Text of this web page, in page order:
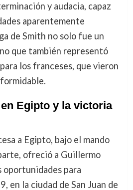
y audacia, capaz
aparentemente
de Smith no solo fue un
que también representó
los franceses, que vieron
Egipto y la victoria
a Egipto, bajo el mando
ofreció a Guillermo
oportunidades para
en la ciudad de San Juan de